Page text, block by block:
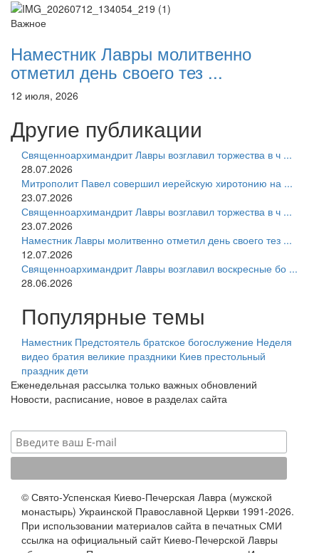
Важное
Наместник Лавры молитвенно
отметил день своего тез ...
12 июля, 2026
Другие публикации
Священноархимандрит Лавры возглавил торжества в ч ...
28.07.2026
Митрополит Павел совершил иерейскую хиротонию на ...
23.07.2026
Священноархимандрит Лавры возглавил торжества в ч ...
23.07.2026
Наместник Лавры молитвенно отметил день своего тез ...
12.07.2026
Священноархимандрит Лавры возглавил воскресные бо ...
28.06.2026
Популярные темы
Наместник Предстоятель братское богослужение Неделя
видео братия великие праздники Киев престольный
праздник дети
Еженедельная рассылка только важных обновлений
Новости, расписание, новое в разделах сайта
© Свято-Успенская Киево-Печерская Лавра (мужской
монастырь) Украинской Православной Церкви 1991-2026.
При использовании материалов сайта в печатных СМИ
ссылка на официальный сайт Киево-Печерской Лавры